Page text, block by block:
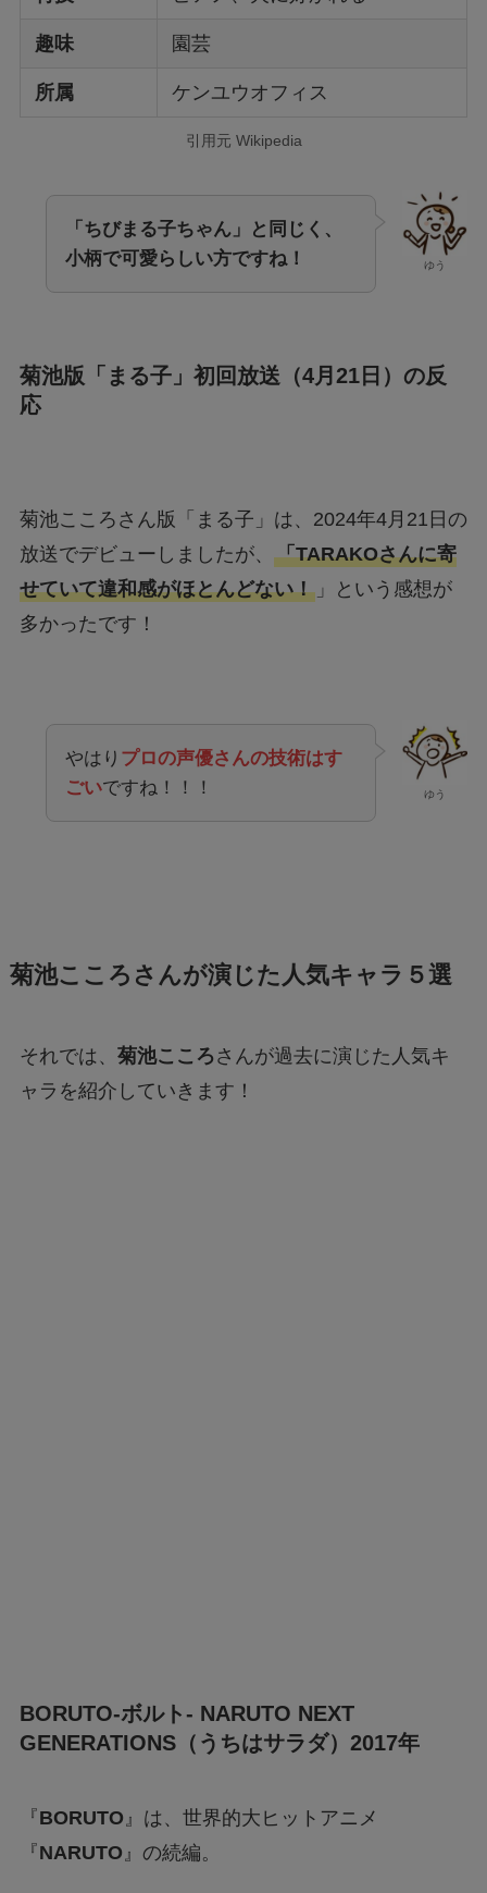
趣味 園芸
所属 ケンユウオフィス
引用元 Wikipedia
ゆう
「ちびまる子ちゃん」と同じく、
小柄で可愛らしい方ですね！
菊池版「まる子」初回放送（4月21日）の反
応
菊池こころさん版「まる子」は、2024年4月21日の
放送でデビューしましたが、 「TARAKOさんに寄
せていて違和感がほとんどない！」という感想が
多かったです！
ゆう
やはり プロの声優さんの技術はす
ごいですね！！！
菊池こころさんが演じた人気キャラ５選
それでは、 菊池こころさんが過去に演じた人気キ
ャラを紹介していきます！
BORUTO-ボルト- NARUTO NEXT
GENERATIONS（うちはサラダ）2017年
『BORUTO』は、世界的大ヒットアニメ
『NARUTO』の続編。